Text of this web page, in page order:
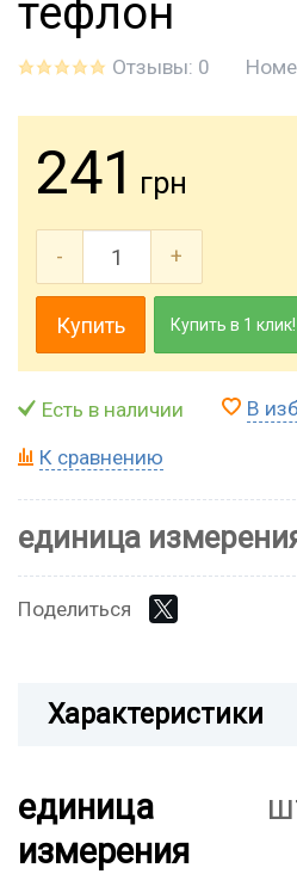
тефлон
Отзывы: 0
241 грн
- +
Купить Купить в 1 клик!
Есть в наличии В
К сравнению
единица
Поделиться
Характеристики
единица
измерения